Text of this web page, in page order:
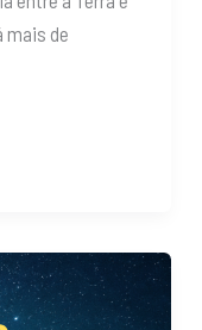
mais de